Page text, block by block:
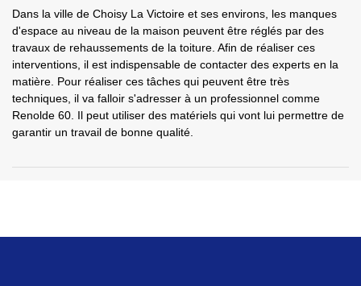
Dans la ville de Choisy La Victoire et ses environs, les manques
d'espace au niveau de la maison peuvent être réglés par des
travaux de rehaussements de la toiture. Afin de réaliser ces
interventions, il est indispensable de contacter des experts en la
matière. Pour réaliser ces tâches qui peuvent être très
techniques, il va falloir s'adresser à un professionnel comme
Renolde 60. Il peut utiliser des matériels qui vont lui permettre de
garantir un travail de bonne qualité.